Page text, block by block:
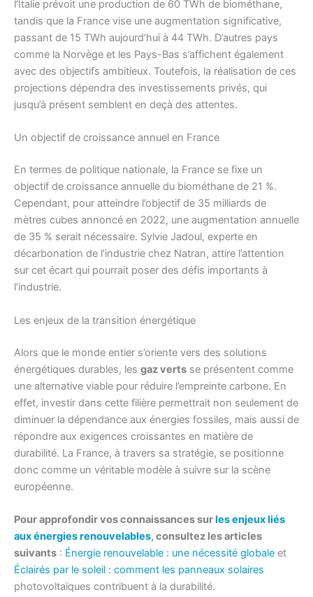
l’Italie prévoit une production de 60 TWh de biométhane,
tandis que la France vise une augmentation significative,
passant de 15 TWh aujourd’hui à 44 TWh. D’autres pays
comme la Norvège et les Pays-Bas s’affichent également
avec des objectifs ambitieux. Toutefois, la réalisation de ces
projections dépendra des investissements privés, qui
jusqu’à présent semblent en deçà des attentes.
Un objectif de croissance annuel en France
En termes de politique nationale, la France se fixe un
objectif de croissance annuelle du biométhane de 21 %.
Cependant, pour atteindre l’objectif de 35 milliards de
mètres cubes annoncé en 2022, une augmentation annuelle
de 35 % serait nécessaire. Sylvie Jadoul, experte en
décarbonation de l’industrie chez Natran, attire l’attention
sur cet écart qui pourrait poser des défis importants à
l’industrie.
Les enjeux de la transition énergétique
Alors que le monde entier s’oriente vers des solutions
énergétiques durables, les gaz verts se présentent comme
une alternative viable pour réduire l’empreinte carbone. En
effet, investir dans cette filière permettrait non seulement de
diminuer la dépendance aux énergies fossiles, mais aussi de
répondre aux exigences croissantes en matière de
durabilité. La France, à travers sa stratégie, se positionne
donc comme un véritable modèle à suivre sur la scène
européenne.
Pour approfondir vos connaissances surles enjeux liés
aux énergies renouvelables, consultez les articles
suivants : Énergie renouvelable : une nécessité globale et
Éclairés par le soleil : comment les panneaux solaires
photovoltaïques contribuent à la durabilité.